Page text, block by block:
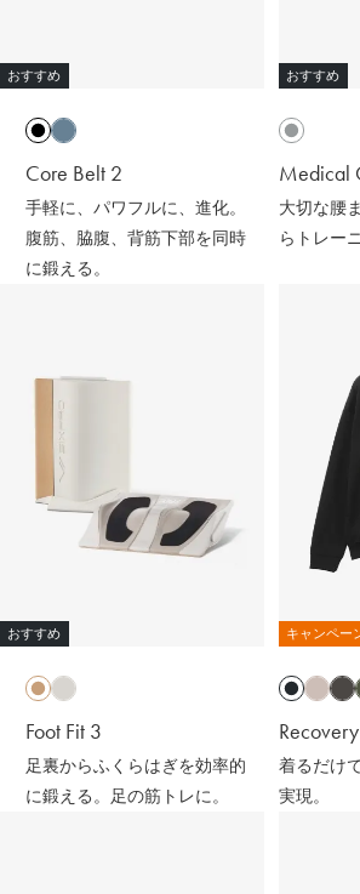
着心地も抜群なんだよー😍
ストレッチがきいていて吸水速乾性もあっ
接触冷感で肌触りも良いの🫶🏻💭
ギフトにもおすすめだよ🎁💝
#PR #SIXPAD #シックスパッド #リカバ
おすすめ
Core Belt 2
手軽に、パワフルに、進化。
腹筋、脇腹、背筋下部を同時
に鍛える。
おすすめ
Medical
大切な腰
らトレー
おすすめ
Foot Fit 3
足裏からふくらはぎを効率的
に鍛える。足の筋トレに。
キャンペー
着るだけ
実現。